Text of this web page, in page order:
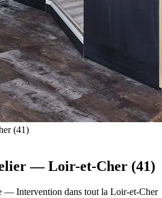
(41)
— Loir-et-Cher (41)
— Intervention dans tout la Loir-et-Cher